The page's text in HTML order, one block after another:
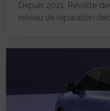
Depuis 2021, Revolte
réseau de réparation